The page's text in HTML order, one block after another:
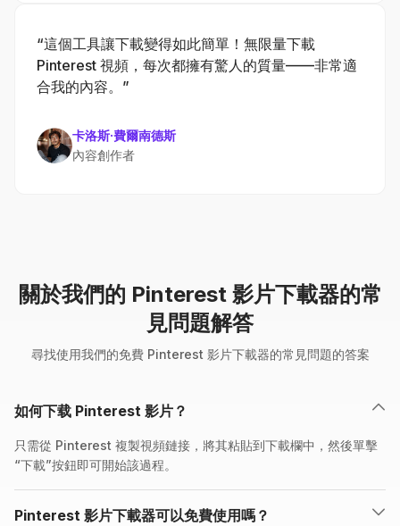
“這個工具讓下載變得如此簡單！無限量下載
Pinterest 視頻，每次都擁有驚人的質量——非常適
合我的內容。”
卡洛斯·費爾南德斯
內容創作者
關於我們的 Pinterest 影片下載器的常
見問題解答
尋找使用我們的免費 Pinterest 影片下載器的常見問題的答案
如何下载 Pinterest 影片？
只需從 Pinterest 複製視頻鏈接，將其粘貼到下載欄中，然後單擊
“下載”按鈕即可開始該過程。
Pinterest 影片下載器可以免費使用嗎？